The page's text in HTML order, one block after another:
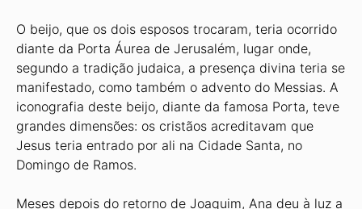
O beijo, que os dois esposos trocaram, teria ocorrido
diante da Porta Áurea de Jerusalém, lugar onde,
segundo a tradição judaica, a presença divina teria se
manifestado, como também o advento do Messias. A
iconografia deste beijo, diante da famosa Porta, teve
grandes dimensões: os cristãos acreditavam que
Jesus teria entrado por ali na Cidade Santa, no
Domingo de Ramos.
Meses depois do retorno de Joaquim, Ana deu à luz a